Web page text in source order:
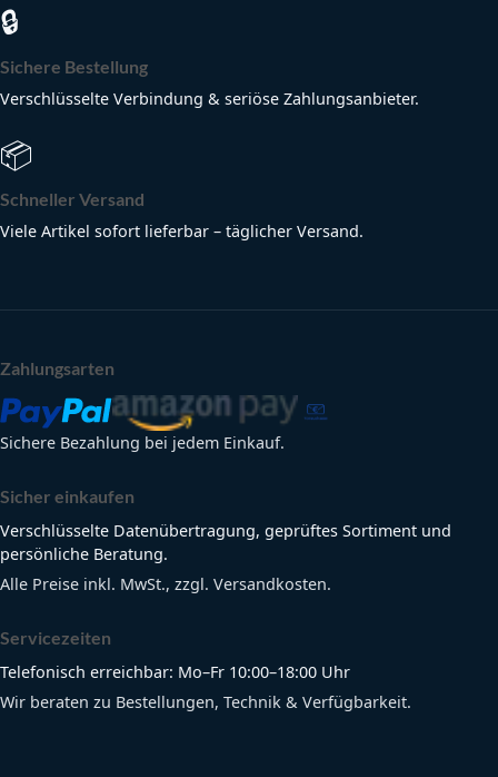
🔒
Sichere Bestellung
Verschlüsselte Verbindung & seriöse Zahlungsanbieter.
📦
Schneller Versand
Viele Artikel sofort lieferbar – täglicher Versand.
Zahlungsarten
Sichere Bezahlung bei jedem Einkauf.
Sicher einkaufen
Verschlüsselte Datenübertragung, geprüftes Sortiment und
persönliche Beratung.
Alle Preise inkl. MwSt., zzgl. Versandkosten.
Servicezeiten
Telefonisch erreichbar: Mo–Fr 10:00–18:00 Uhr
Wir beraten zu Bestellungen, Technik & Verfügbarkeit.